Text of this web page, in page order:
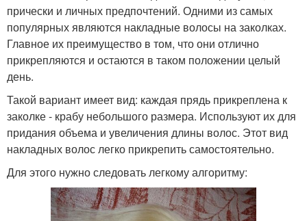
прически и личных предпочтений. Одними из самых
популярных являются накладные волосы на заколках.
Главное их преимущество в том, что они отлично
прикрепляются и остаются в таком положении целый
день.
Такой вариант имеет вид: каждая прядь прикреплена к
заколке - крабу небольшого размера. Используют их для
придания объема и увеличения длины волос. Этот вид
накладных волос легко прикрепить самостоятельно.
Для этого нужно следовать легкому алгоритму: